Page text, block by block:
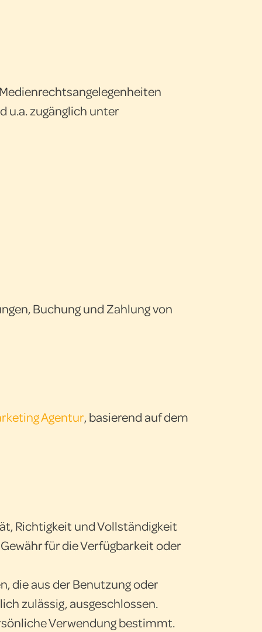
u.a. zugänglich unter
Buchung und Zahlung von
Agentur, basierend auf dem
Richtigkeit und Vollständigkeit
für die Verfügbarkeit oder
die aus der Benutzung oder
zulässig, ausgeschlossen.
Verwendung bestimmt.